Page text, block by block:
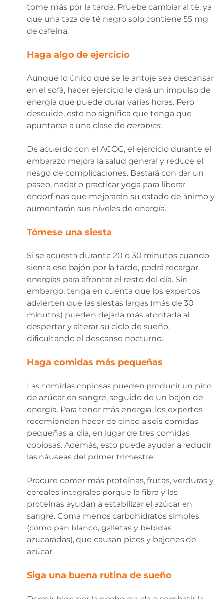
tome más por la tarde. Pruebe cambiar al té, ya
que una taza de té negro solo contiene 55 mg
de cafeína.
Haga algo de ejercicio
Aunque lo único que se le antoje sea descansar
en el sofá, hacer ejercicio le dará un impulso de
energía que puede durar varias horas. Pero
descuide, esto no significa que tenga que
apuntarse a una clase de aerobics.
De acuerdo con el ACOG, el ejercicio durante el
embarazo mejora la salud general y reduce el
riesgo de complicaciones. Bastará con dar un
paseo, nadar o practicar yoga para liberar
endorfinas que mejorarán su estado de ánimo y
aumentarán sus niveles de energía.
Tómese una siesta
Si se acuesta durante 20 o 30 minutos cuando
sienta ese bajón por la tarde, podrá recargar
energías para afrontar el resto del día. Sin
embargo, tenga en cuenta que los expertos
advierten que las siestas largas (más de 30
minutos) pueden dejarla más atontada al
despertar y alterar su ciclo de sueño,
dificultando el descanso nocturno.
Haga comidas más pequeñas
Las comidas copiosas pueden producir un pico
de azúcar en sangre, seguido de un bajón de
energía. Para tener más energía, los expertos
recomiendan hacer de cinco a seis comidas
pequeñas al día, en lugar de tres comidas
copiosas. Además, esto puede ayudar a reducir
las náuseas del primer trimestre.
Procure comer más proteínas, frutas, verduras y
cereales integrales porque la fibra y las
proteínas ayudan a estabilizar el azúcar en
sangre. Coma menos carbohidratos simples
(como pan blanco, galletas y bebidas
azucaradas), que causan picos y bajones de
azúcar.
Siga una buena rutina de sueño